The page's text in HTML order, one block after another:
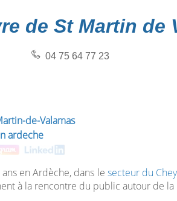
de St Martin de
04 75 64 77 23
de-Valamas
ardeche
en Ardèche, dans le secteur du
à la rencontre du public autour de